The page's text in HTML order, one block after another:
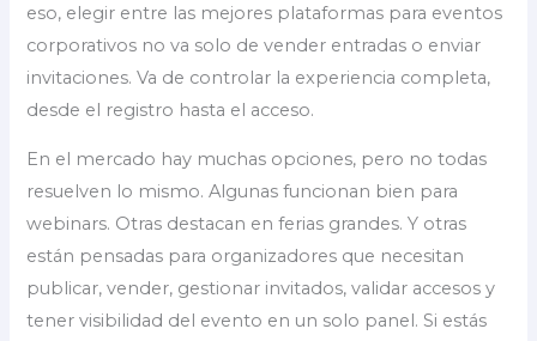
eso, elegir entre las mejores plataformas para eventos
corporativos no va solo de vender entradas o enviar
invitaciones. Va de controlar la experiencia completa,
desde el registro hasta el acceso.
En el mercado hay muchas opciones, pero no todas
resuelven lo mismo. Algunas funcionan bien para
webinars. Otras destacan en ferias grandes. Y otras
están pensadas para organizadores que necesitan
publicar, vender, gestionar invitados, validar accesos y
tener visibilidad del evento en un solo panel. Si estás